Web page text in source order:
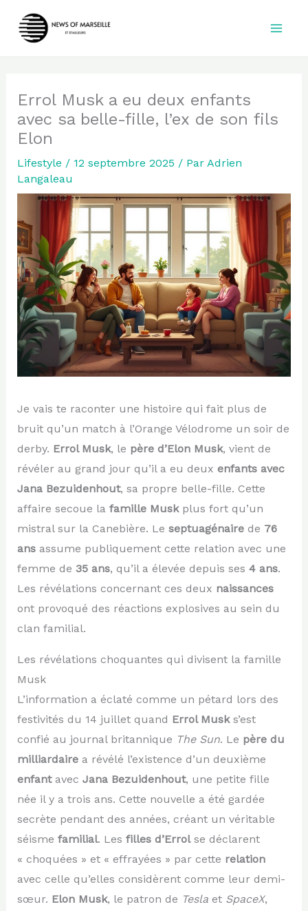
Errol Musk a eu deux enfants
avec sa belle-fille, l’ex de son fils
Elon
Lifestyle / 12 septembre 2025 / Par Adrien
Langaleau
Je vais te raconter une histoire qui fait plus de
bruit qu’un match à l’Orange Vélodrome un soir de
derby. Errol Musk, le père d’Elon Musk, vient de
révéler au grand jour qu’il a eu deux enfants avec
Jana Bezuidenhout, sa propre belle-fille. Cette
affaire secoue la famille Muskplus fort qu’un
mistral sur la Canebière. Le septuagénairede 76
ansassume publiquement cette relation avec une
femme de 35 ans, qu’il a élevée depuis ses 4 ans.
Les révélations concernant ces deux naissances
ont provoqué des réactions explosives au sein du
clan familial.
Les révélations choquantes qui divisent la famille
Musk
L’information a éclaté comme un pétard lors des
festivités du 14 juillet quand Errol Musks’est
confié au journal britannique The Sun. Le père du
milliardairea révélé l’existence d’un deuxième
enfantavec Jana Bezuidenhout, une petite fille
née il y a trois ans. Cette nouvelle a été gardée
secrète pendant des années, créant un véritable
séisme familial. Les filles d’Errolse déclarent
« choquées » et « effrayées » par cette relation
avec celle qu’elles considèrent comme leur demi-
sœur. Elon Musk, le patron de Teslaet SpaceX,